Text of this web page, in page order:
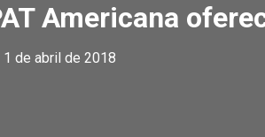
Americana
1 de abril de 2018